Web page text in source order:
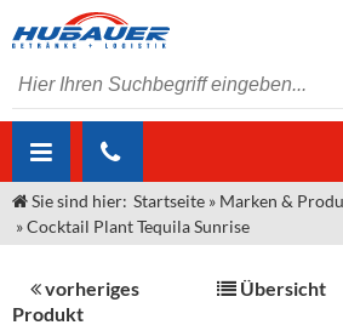
ÜBER UNS
Unser Liefergebiet
Angebote Gastronomie &
MARKEN & PRODUKTE
Sie sind hier: Startseite » Marken &
»Cocktail Plant Tequila Sunrise
vorheriges
Produkt
Übersicht